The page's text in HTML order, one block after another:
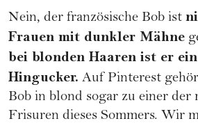
Nein, der französische Bob ist
Frauen mit dunkler Mähne
bei blonden Haaren ist er
Hingucker. Auf Pinterest
Bob in blond sogar zu einer der
Frisuren dieses Sommers. Wir